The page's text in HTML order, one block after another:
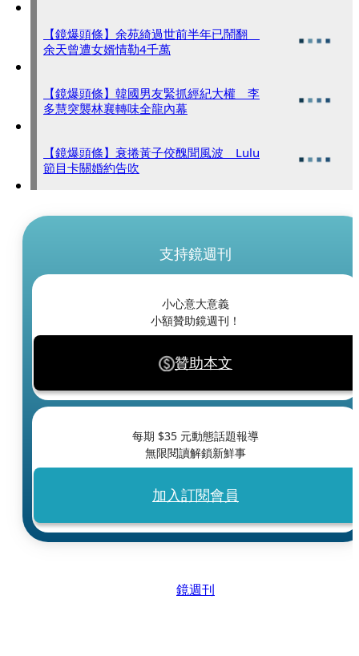
【鏡爆頭條】余苑綺過世前半年已鬧翻
余天曾遭女婿情勒4千萬
【鏡爆頭條】韓國男友緊抓經紀大權 李
多慧突襲林襄轉味全龍內幕
【鏡爆頭條】衰捲黃子佼醜聞風波 Lulu
節目卡關婚約告吹
支持鏡週刊
小心意大意義
小額贊助鏡週刊！
贊助本文
每期 $35 元動態話題報導
無限閱讀解鎖新鮮事
加入訂閱會員
鏡週刊